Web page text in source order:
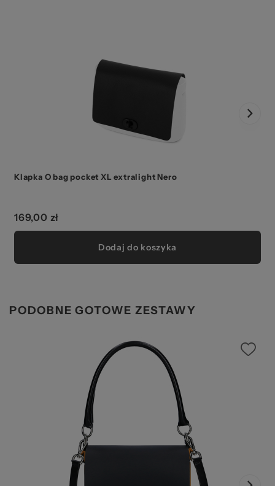
Klapka O bag pocket XL extralight Nero
169,00 zł
Dodaj do koszyka
PODOBNE GOTOWE ZESTAWY